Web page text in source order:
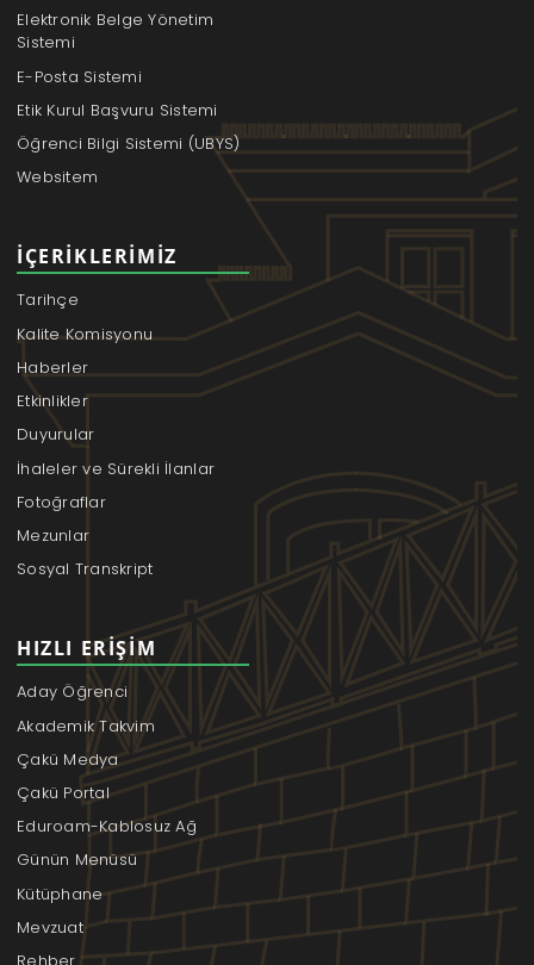
Elektronik Belge Yönetim
Sistemi
E-Posta Sistemi
Etik Kurul Başvuru Sistemi
Öğrenci Bilgi Sistemi (UBYS)
Websitem
İÇERIKLERIMIZ
Tarihçe
Kalite Komisyonu
Haberler
Etkinlikler
Duyurular
İhaleler ve Sürekli İlanlar
Fotoğraflar
Mezunlar
Sosyal Transkript
HIZLI ERIŞIM
Aday Öğrenci
Akademik Takvim
Çakü Medya
Çakü Portal
Eduroam-Kablosuz Ağ
Günün Menüsü
Kütüphane
Mevzuat